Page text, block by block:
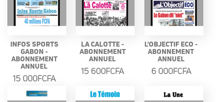
INFOS SPORTS
GABON -
ABONNEMENT
ANNUEL
15 000FCFA
LA CALOTTE -
ABONNEMENT
ANNUEL
15 600FCFA
L'OBJECTIF ECO -
ABONNEMENT
ANNUEL
6 000FCFA